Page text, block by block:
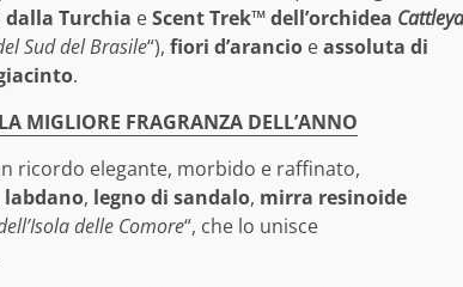
Turchia eScent Trek™ dell’orchidea Cattleya
Sud del Brasile“), fiori d’arancio eassoluta di
.
MIGLIORE FRAGRANZA DELL’ANNO
ricordo elegante, morbido e raffinato,
labdano, legno di sandalo, mirra resinoide
delle Comore“, che lo unisce